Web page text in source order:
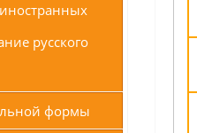
русского
формы